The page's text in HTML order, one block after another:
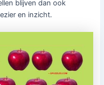
blijven dan ook
en inzicht.